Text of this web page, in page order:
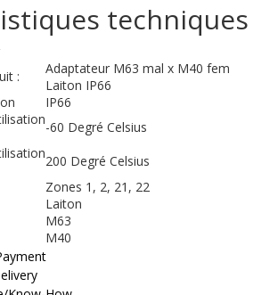
techniques
:
Adaptateur M63 mal x M40 fem
Laiton IP66
IP66
-60 Degré Celsius
200 Degré Celsius
Zones 1, 2, 21, 22
Laiton
M63
M40